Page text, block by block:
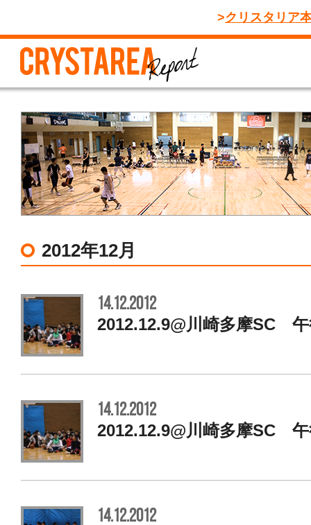
クリスタリア
2012年12月
14.12.2012
2012.12.9@川崎多摩SC
14.12.2012
2012.12.9@川崎多摩SC
14.12.2012